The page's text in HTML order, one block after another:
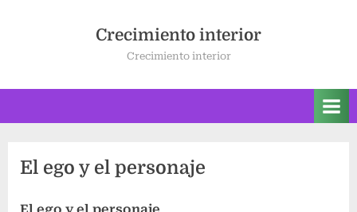
Crecimiento interior
Crecimiento interior
El ego y el personaje